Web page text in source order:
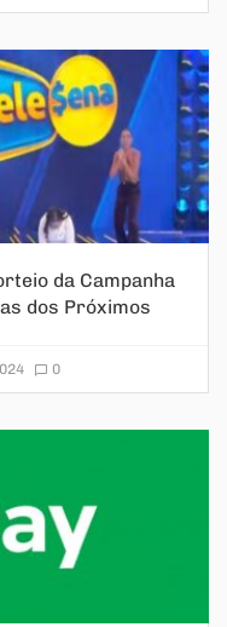
da Campanha
dos Próximos
0